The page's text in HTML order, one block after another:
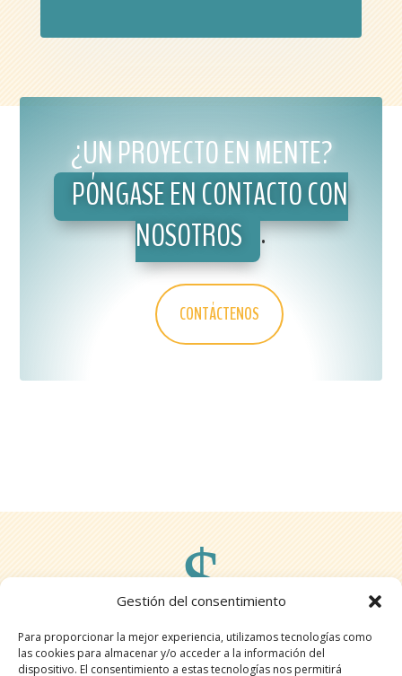
Gestión del consentimiento
Para proporcionar la mejor experiencia, utilizamos tecnologías como
las cookies para almacenar y/o acceder a la información del
dispositivo. El consentimiento a estas tecnologías nos permitirá
¿UN PROYECTO EN MENTE?
PÓNGASE EN CONTACTO CON
NOSOTROS .
CONTÁCTENOS
$
CONTÁCTENOS
NUESTRO EQUIPO ESTÁ A SU SERVICIO